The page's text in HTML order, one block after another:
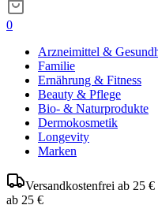
0
Arzneimittel &
Familie
Ernährung & Fitness
Beauty & Pflege
Bio- & Naturprodukte
Dermokosmetik
Longevity
Marken
Versandkostenfrei ab 25
ab 25 €